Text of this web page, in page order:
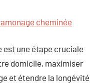
cheminée
est une étape cruciale
domicile, maximiser
et étendre la longévité